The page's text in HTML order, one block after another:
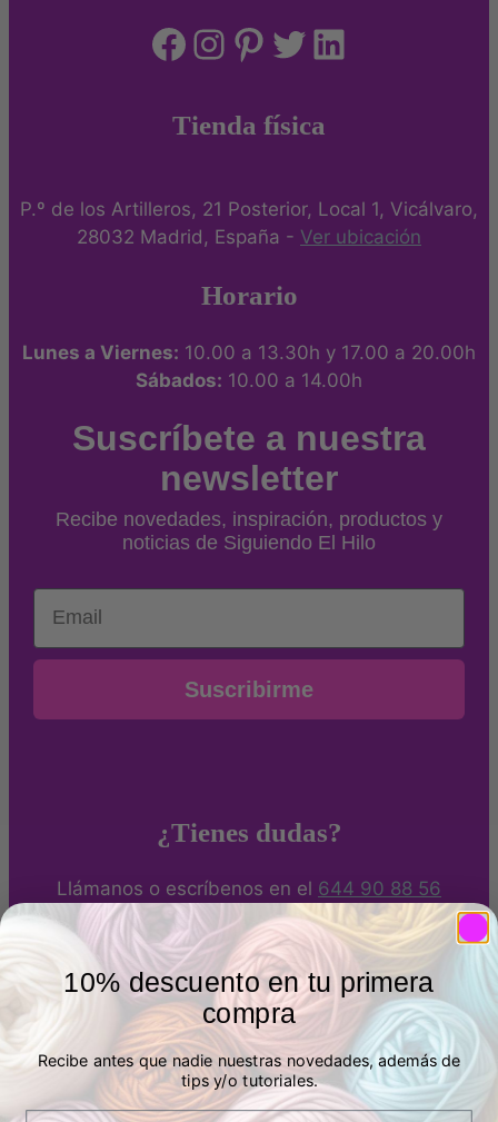
Facebook
Instagram
Pinterest
Twitter
LinkedIn
Tienda física
P.º de los Artilleros, 21 Posterior, Local 1, Vicálvaro,
28032 Madrid, España - Ver ubicación
Horario
Lunes a Viernes: 10.00 a 13.30h y 17.00 a 20.00h
Sábados: 10.00 a 14.00h
Suscríbete a nuestra
newsletter
Recibe novedades, inspiración, productos y
noticias de Siguiendo El Hilo
Email
Suscribirme
¿Tienes dudas?
Llámanos o escríbenos en el 644 90 88 56
Métodos de pago
Puedes pagar de forma segura con Tarjeta bancaria,
Bizum o Paypal. También por transferencia.
10% descuento en tu primera
compra
Recibe antes que nadie nuestras novedades, además de
tips y/o tutoriales.
Email